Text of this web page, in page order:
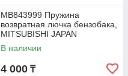
MB843999 Пружина
возвратная лючка бензобака,
MITSUBISHI JAPAN
В наличии
4 000 ₸